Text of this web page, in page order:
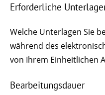
Erforderliche
Welche Unterlagen Sie
während des
von Ihrem Einheitlichen
Bearbeitungsdauer